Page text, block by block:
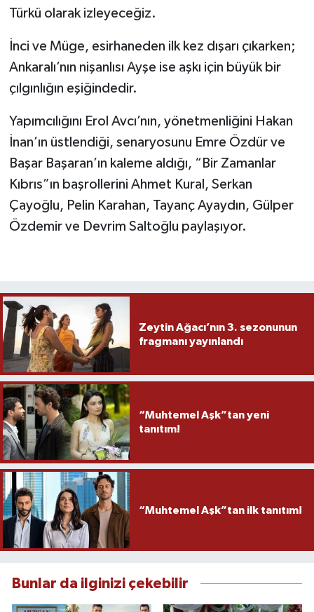
Türkü olarak izleyeceğiz.
İnci ve Müge, esirhaneden ilk kez dışarı çıkarken;
Ankaralı’nın nişanlısı Ayşe ise aşkı için büyük bir
çılgınlığın eşiğindedir.
Yapımcılığını Erol Avcı’nın, yönetmenliğini Hakan
İnan’ın üstlendiği, senaryosunu Emre Özdür ve
Başar Başaran’ın kaleme aldığı, “Bir Zamanlar
Kıbrıs”ın başrollerini Ahmet Kural, Serkan
Çayoğlu, Pelin Karahan, Tayanç Ayaydın, Gülper
Özdemir ve Devrim Saltoğlu paylaşıyor.
Zeytin Ağacı’nın 3. sezonunun
fragmanı yayınlandı
“Muhtemel Aşk”tan yeni
tanıtım!
“Muhtemel Aşk”tan ilk tanıtım!
Bunlar da ilginizi çekebilir